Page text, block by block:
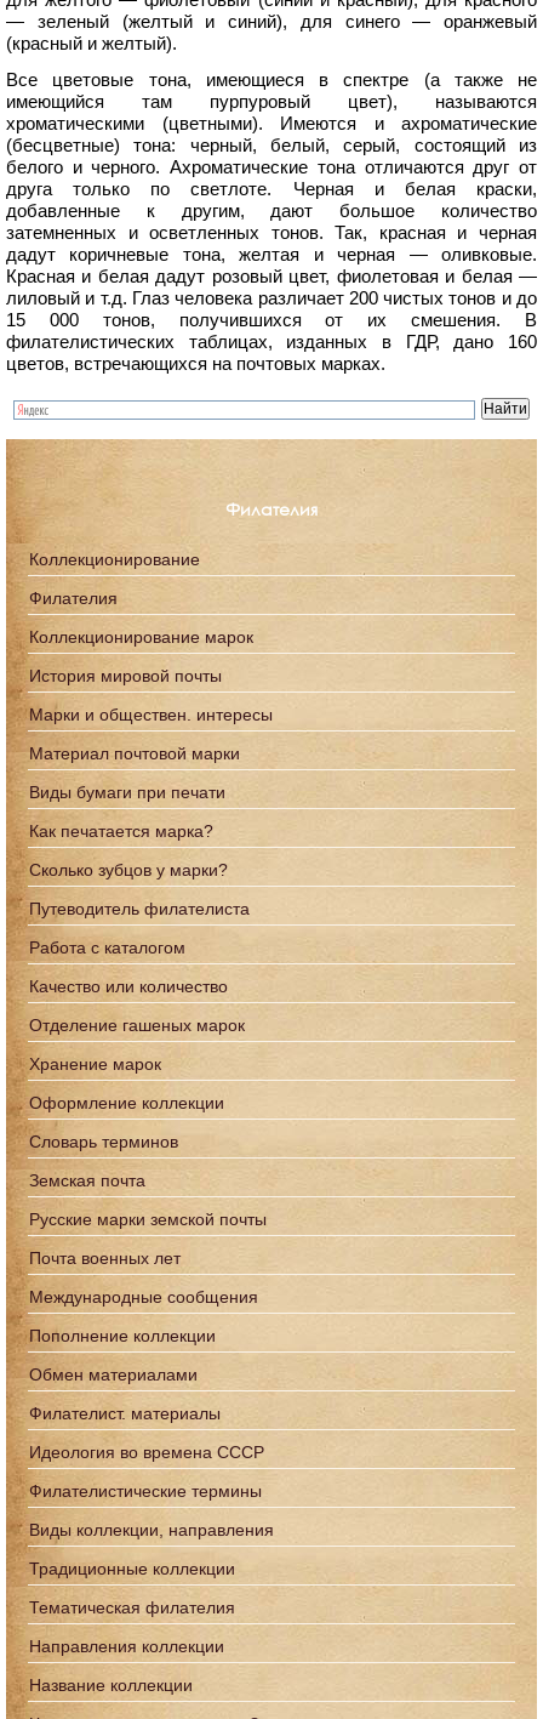
— зеленый (желтый и синий), для синего — оранжевый
(красный и желтый).
Все цветовые тона, имеющиеся в спектре (а также не
имеющийся там пурпуровый цвет), называются
хроматическими (цветными). Имеются и ахроматические
(бесцветные) тона: черный, белый, серый, состоящий из
белого и черного. Ахроматические тона отличаются друг от
друга только по светлоте. Черная и белая краски,
добавленные к другим, дают большое количество
затемненных и осветленных тонов. Так, красная и черная
дадут коричневые тона, желтая и черная — оливковые.
Красная и белая дадут розовый цвет, фиолетовая и белая —
лиловый и т.д. Глаз человека различает 200 чистых тонов и до
15 000 тонов, получившихся от их смешения. В
филателистических таблицах, изданных в ГДР, дано 160
цветов, встречающихся на почтовых марках.
Филателия
Коллекционирование
Филателия
Коллекционирование марок
История мировой почты
Марки и обществен. интересы
Материал почтовой марки
Виды бумаги при печати
Как печатается марка?
Сколько зубцов у марки?
Путеводитель филателиста
Работа с каталогом
Качество или количество
Отделение гашеных марок
Хранение марок
Оформление коллекции
Словарь терминов
Земская почта
Русские марки земской почты
Почта военных лет
Международные сообщения
Пополнение коллекции
Обмен материалами
Филателист. материалы
Идеология во времена СССР
Филателистические термины
Виды коллекции, направления
Традиционные коллекции
Тематическая филателия
Направления коллекции
Название коллекции